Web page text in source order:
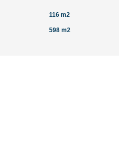
116 m2
598 m2